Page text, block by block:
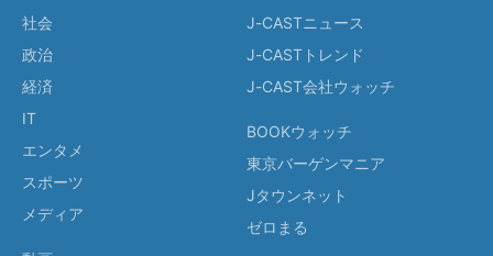
社会
政治
経済
IT
エンタメ
スポーツ
メディア
J-CASTニュース
J-CASTトレンド
J-CAST会社ウォッチ
BOOKウォッチ
東京バーゲンマニア
Jタウンネット
ゼロまる